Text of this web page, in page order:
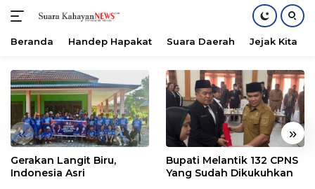
konten
Beranda Handep Hapakat Suara Daerah Jejak Kita
« »
Gerakan Langit Biru,
Indonesia Asri
Bupati Melantik 132 CPNS
Yang Sudah Dikukuhkan